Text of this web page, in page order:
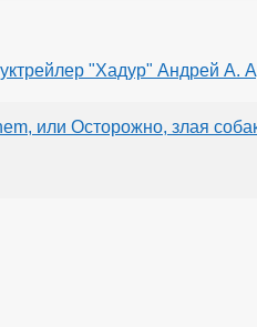
"Хадур" Андрей А.
или Осторожно, злая